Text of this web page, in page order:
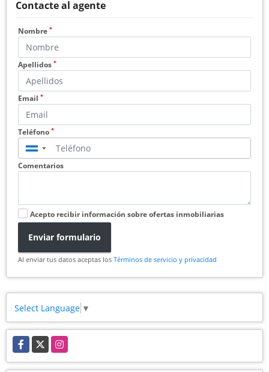
Contacte al agente
Nombre *
Apellidos *
Email *
Teléfono *
▼
Comentarios
Acepto recibir información sobre ofertas inmobiliarias
Enviar formulario
Al enviar tus datos aceptas los Términos de servicio y privacidad
Select Language ▼
Facebook
X Instagram